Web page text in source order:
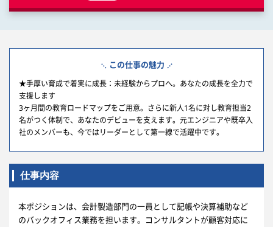
この仕事の魅力
★手厚い育成で着実に成長：未経験からプロへ。あなたの成長を全力で
支援します
3ヶ月間の教育ロードマップをご用意。さらに新人1名に対し教育担当2
名がつく体制で、あなたのデビューを支えます。元エンジニアや既卒入
社のメンバーも、今ではリーダーとして第一線で活躍中です。
仕事内容
本ポジションは、会計製造部門の一員として記帳や決算補助など
のバックオフィス業務を担います。コンサルタントが顧客対応に